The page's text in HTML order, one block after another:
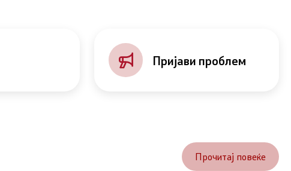
Пријави проблем
Прочитај повеќе